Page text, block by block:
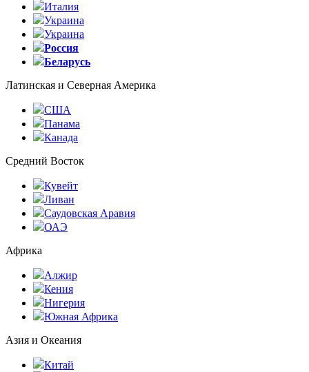
Италия
Украина
Украина
Россия
Беларусь
Латинская и Северная Америка
США
Панама
Канада
Средний Восток
Кувейт
Ливан
Саудовская Аравия
ОАЭ
Африка
Алжир
Кения
Нигерия
Южная Африка
Азия и Океания
Китай